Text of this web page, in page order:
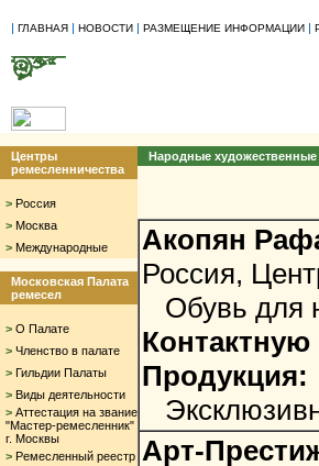
| ГЛАВНАЯ | НОВОСТИ | РАЗМЕЩЕНИЕ ИНФОРМАЦИИ |
Центры
ремесленничества
> Россия
> Москва
> Международные
Московская Палата
ремесел
> О Палате
> Членство в палате
> Гильдии Палаты
> Виды деятельности
> Аттестация на звание
"Мастер-ремесленник"
г. Москвы
> Ремесленный реестр
Народные
Акопян
Россия,
Обувь для
Продукция:
Арт-